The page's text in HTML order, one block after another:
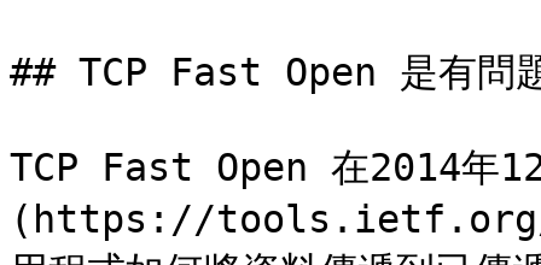
## TCP Fast Open 是有問
TCP Fast Open 在2014年
(https://tools.ietf.org/